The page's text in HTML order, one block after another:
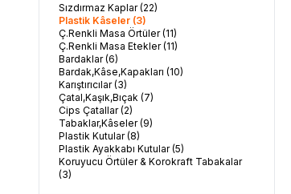
Sızdırmaz Kaplar(22)
Plastik Kâseler (3)
Ç.Renkli Masa Örtüler(11)
Ç.Renkli Masa Etekler(11)
Bardaklar(6)
Bardak,Kâse,Kapakları (10)
Karıştırıcılar(3)
Çatal,Kaşık,Bıçak (7)
Cips Çatallar(2)
Tabaklar,Kâseler(9)
Plastik Kutular(8)
Plastik Ayakkabı Kutular(5)
Koruyucu Örtüler & Korokraft Tabakalar
(3)